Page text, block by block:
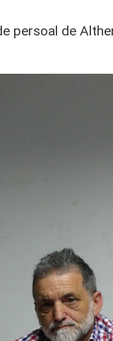
persoal de